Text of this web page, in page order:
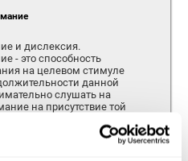
и дислексия.
- это способность
на целевом стимуле
данной
слушать на
на присутствие той
то, что мы делаем.